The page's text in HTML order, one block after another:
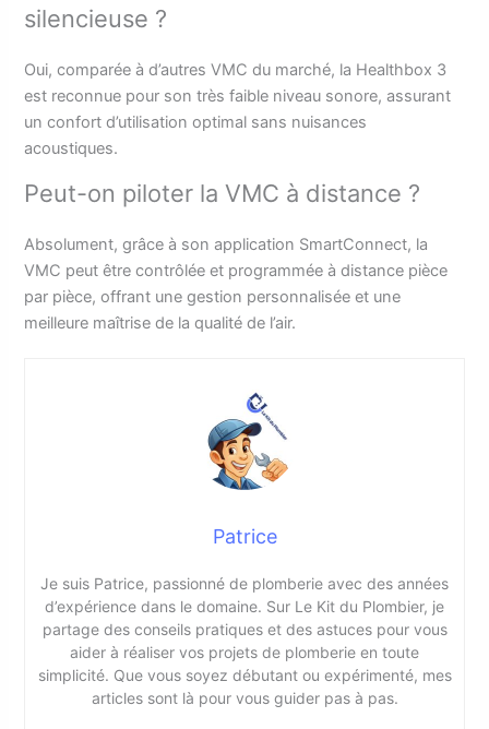
silencieuse ?
Oui, comparée à d’autres VMC du marché, la Healthbox 3
est reconnue pour son très faible niveau sonore, assurant
un confort d’utilisation optimal sans nuisances
acoustiques.
Peut-on piloter la VMC à distance ?
Absolument, grâce à son application SmartConnect, la
VMC peut être contrôlée et programmée à distance pièce
par pièce, offrant une gestion personnalisée et une
meilleure maîtrise de la qualité de l’air.
Patrice
Je suis Patrice, passionné de plomberie avec des années
d’expérience dans le domaine. Sur Le Kit du Plombier, je
partage des conseils pratiques et des astuces pour vous
aider à réaliser vos projets de plomberie en toute
simplicité. Que vous soyez débutant ou expérimenté, mes
articles sont là pour vous guider pas à pas.